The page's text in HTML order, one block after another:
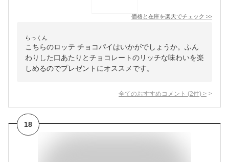
価格と在庫を楽天でチェック >>
らっくん
こちらのロッテ チョコパイはいかがでしょうか。ふん
わりした口あたりとチョコレートのリッチな味わいを楽
しめるのでプレゼントにオススメです。
全てのおすすめコメント (2件) >
18